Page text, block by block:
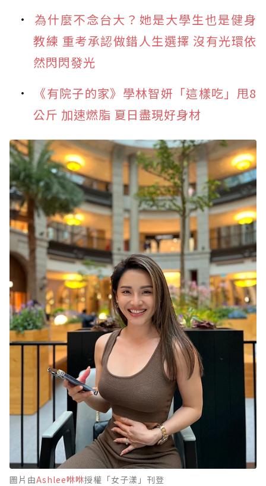
為什麼不念台大？她是大學生也是健身
教練 重考承認做錯人生選擇 沒有光環依
然閃閃發光
《有院子的家》學林智妍「這樣吃」甩8
公斤 加速燃脂 夏日盡現好身材
圖片由Ashlee咻咻授權「女子漾」刊登